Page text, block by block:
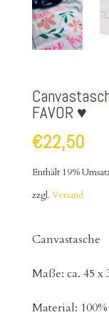
FAVOR ♥
€22,50
Enthält 19%
zzgl. Versand
Canvastasche
Maße: ca. 45 x
Material: